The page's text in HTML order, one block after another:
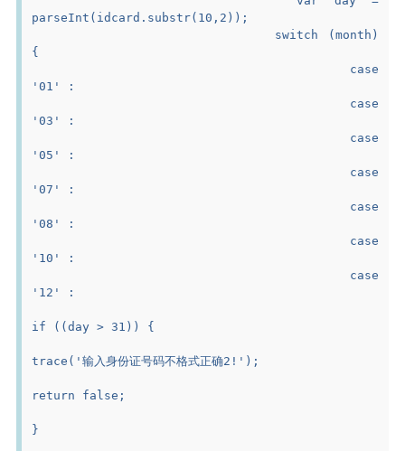
parseInt(idcard.substr(10,2));
{
'01' :
'03' :
'05' :
'07' :
'08' :
'10' :
'12' :
if ((day > 31)) {
trace('输入身份证号码不格式正确2!');
return false;
}